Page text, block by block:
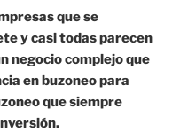
que se
y casi todas parecen
negocio complejo que
en buzoneo para
que siempre